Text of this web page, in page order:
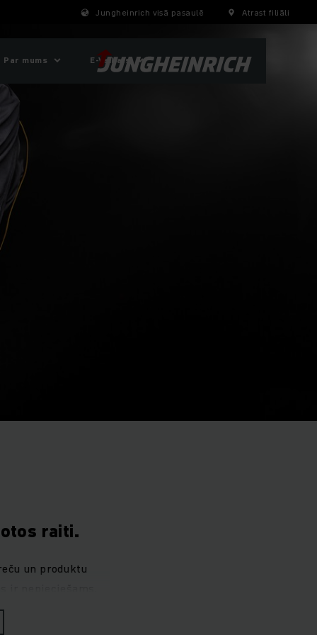
Jungheinrich visā pasaulē Atrast filiāli
Par mums E-Veikals
raiti.
un produktu
procesu norisi,